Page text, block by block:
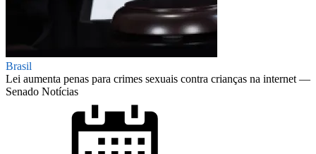
Brasil
Lei aumenta penas para crimes sexuais contra crianças na internet —
Senado Notícias